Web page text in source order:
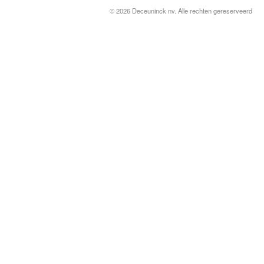
© 2026 Deceuninck nv. Alle rechten gereserveerd